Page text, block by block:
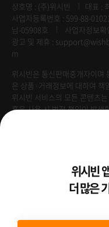
상호명 : (주)위시빈 대표 :
사업자등록번호 : 599-88-01021
남-05908호
사업자정보확
광고 및 제휴 :
m
위시빈은 통신판매중개자이며
은 상품·거래정보에 대하여 책
위시빈 서비스의 모든 콘텐츠
혹은 사용 시 법적 책임이 발생
Venture Enterprise위시빈
더 많은